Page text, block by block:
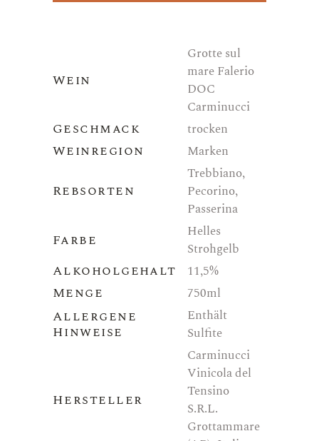
Wein
Grotte sul
mare Falerio
DOC
Carminucci
Geschmack trocken
Weinregion Marken
Rebsorten
Trebbiano,
Pecorino,
Passerina
Farbe
Helles
Strohgelb
Alkoholgehalt 11,5%
Menge 750ml
Allergene
Hinweise
Enthält
Sulfite
Hersteller
Carminucci
Vinicola del
Tensino
S.R.L.
Grottammare